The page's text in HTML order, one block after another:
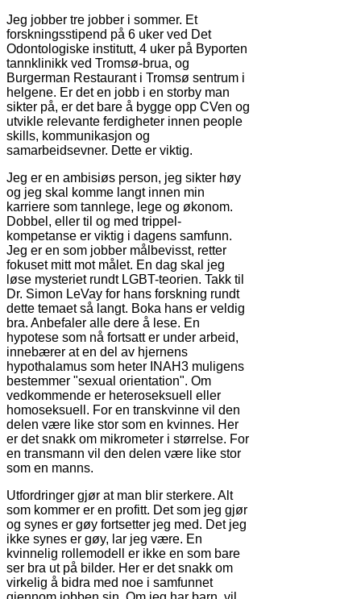
Jeg jobber tre jobber i sommer. Et
forskningsstipend på 6 uker ved Det
Odontologiske institutt, 4 uker på Byporten
tannklinikk ved Tromsø-brua, og
Burgerman Restaurant i Tromsø sentrum i
helgene. Er det en jobb i en storby man
sikter på, er det bare å bygge opp CVen og
utvikle relevante ferdigheter innen people
skills, kommunikasjon og
samarbeidsevner. Dette er viktig.
Jeg er en ambisiøs person, jeg sikter høy
og jeg skal komme langt innen min
karriere som tannlege, lege og økonom.
Dobbel, eller til og med trippel-
kompetanse er viktig i dagens samfunn.
Jeg er en som jobber målbevisst, retter
fokuset mitt mot målet. En dag skal jeg
løse mysteriet rundt LGBT-teorien. Takk til
Dr. Simon LeVay for hans forskning rundt
dette temaet så langt. Boka hans er veldig
bra. Anbefaler alle dere å lese. En
hypotese som nå fortsatt er under arbeid,
innebærer at en del av hjernens
hypothalamus som heter INAH3 muligens
bestemmer "sexual orientation". Om
vedkommende er heteroseksuell eller
homoseksuell. For en transkvinne vil den
delen være like stor som en kvinnes. Her
er det snakk om mikrometer i størrelse. For
en transmann vil den delen være like stor
som en manns.
Utfordringer gjør at man blir sterkere. Alt
som kommer er en profitt. Det som jeg gjør
og synes er gøy fortsetter jeg med. Det jeg
ikke synes er gøy, lar jeg være. En
kvinnelig rollemodell er ikke en som bare
ser bra ut på bilder. Her er det snakk om
virkelig å bidra med noe i samfunnet